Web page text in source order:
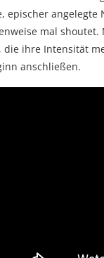
epischer
mal
die ihre Intensität
anschließen.